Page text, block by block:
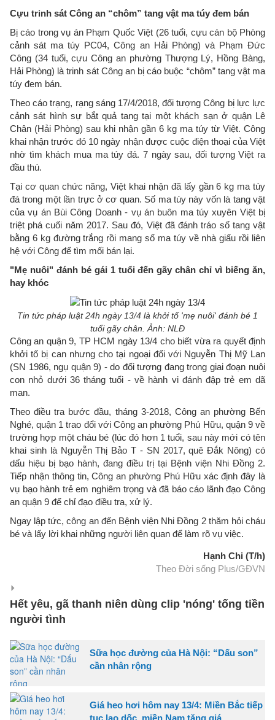
Cựu trinh sát Công an “chôm” tang vật ma túy đem bán
Bị cáo trong vụ án Phạm Quốc Việt (26 tuổi, cựu cán bộ Phòng
cảnh sát ma túy PC04, Công an Hải Phòng) và Phạm Đức
Công (34 tuổi, cựu Công an phường Thượng Lý, Hồng Bàng,
Hải Phòng) là trinh sát Công an bị cáo buộc “chôm” tang vật ma
túy đem bán.
Theo cáo trạng, rạng sáng 17/4/2018, đối tượng Công bị lực lực
cảnh sát hình sự bắt quả tang tại một khách sạn ở quận Lê
Chân (Hải Phòng) sau khi nhận gần 6 kg ma túy từ Việt. Công
khai nhận trước đó 10 ngày nhận được cuộc điện thoại của Việt
nhờ tìm khách mua ma túy đá. 7 ngày sau, đối tượng Việt ra
đầu thú.
Tại cơ quan chức năng, Việt khai nhận đã lấy gần 6 kg ma túy
đá trong một lần trực ở cơ quan. Số ma túy này vốn là tang vật
của vụ án Bùi Công Doanh - vụ án buôn ma túy xuyên Việt bị
triệt phá cuối năm 2017. Sau đó, Việt đã đánh tráo số tang vật
bằng 6 kg đường trắng rồi mang số ma túy về nhà giấu rồi liên
hệ với Công để tìm mối bán lại.
"Mẹ nuôi" đánh bé gái 1 tuổi đến gãy chân chỉ vì biếng ăn,
hay khóc
Tin tức pháp luật 24h ngày 13/4 là khởi tố 'mẹ nuôi' đánh bé 1
tuổi gãy chân. Ảnh: NLĐ
Công an quận 9, TP HCM ngày 13/4 cho biết vừa ra quyết định
khởi tố bị can nhưng cho tại ngoại đối với Nguyễn Thị Mỹ Lan
(SN 1986, ngụ quận 9) - do đối tượng đang trong giai đoạn nuôi
con nhỏ dưới 36 tháng tuổi - về hành vi đánh đập trẻ em dã
man.
Theo điều tra bước đầu, tháng 3-2018, Công an phường Bến
Nghé, quận 1 trao đổi với Công an phường Phú Hữu, quận 9 về
trường hợp một cháu bé (lúc đó hơn 1 tuổi, sau này mới có tên
khai sinh là Nguyễn Thị Bảo T - SN 2017, quê Đắk Nông) có
dấu hiệu bị bạo hành, đang điều trị tại Bệnh viện Nhi Đồng 2.
Tiếp nhận thông tin, Công an phường Phú Hữu xác định đây là
vụ bạo hành trẻ em nghiêm trọng và đã báo cáo lãnh đạo Công
an quận 9 để chỉ đạo điều tra, xử lý.
Ngay lập tức, công an đến Bệnh viện Nhi Đồng 2 thăm hỏi cháu
bé và lấy lời khai những người liên quan để làm rõ vụ việc.
Hạnh Chi (T/h)
Theo Đời sống Plus/GĐVN
Hết yêu, gã thanh niên dùng clip 'nóng' tống tiền
người tình
Sữa học đường của Hà Nội: “Dấu son”
cần nhân rộng
Giá heo hơi hôm nay 13/4: Miền Bắc tiếp
tục lao dốc, miền Nam tăng giá